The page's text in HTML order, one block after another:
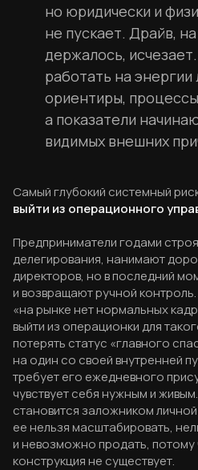
но юридически и
не пускает. Драйв,
держалось,
работать на энергии
ориентиры,
а показатели
видимых внешних
Самый глубокий системный
выйти из операционного
Предприниматели годами
делегирования, нанимают
директоров, но в последний
и возвращают ручной
«на рынке нет нормальных
выйти из операционки для
потерять статус «главного
на один со своей внутренней
требует его ежедневного
чувствует себя нужным и
становится заложником
ее нельзя масштабировать,
и невозможно продать, потому
конструкция не существует.